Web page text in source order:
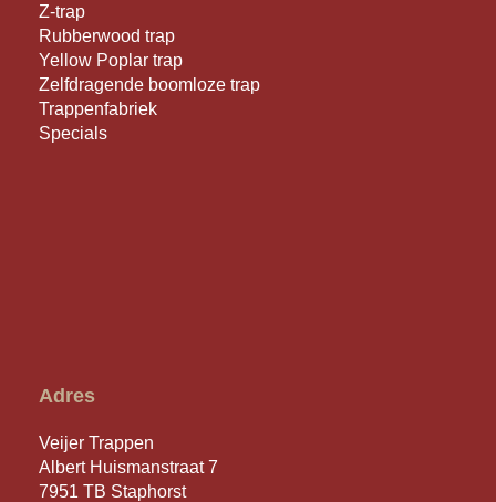
Z-trap
Rubberwood trap
Yellow Poplar trap
Zelfdragende boomloze trap
Trappenfabriek
Specials
Adres
Veijer Trappen
Albert Huismanstraat 7
7951 TB Staphorst